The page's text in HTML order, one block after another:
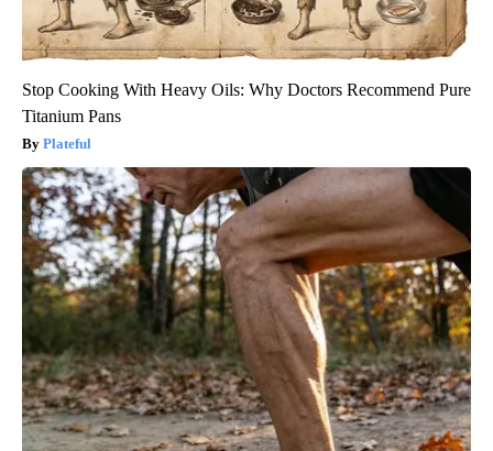
Stop Cooking With Heavy Oils: Why Doctors Recommend Pure
Titanium Pans
Plateful